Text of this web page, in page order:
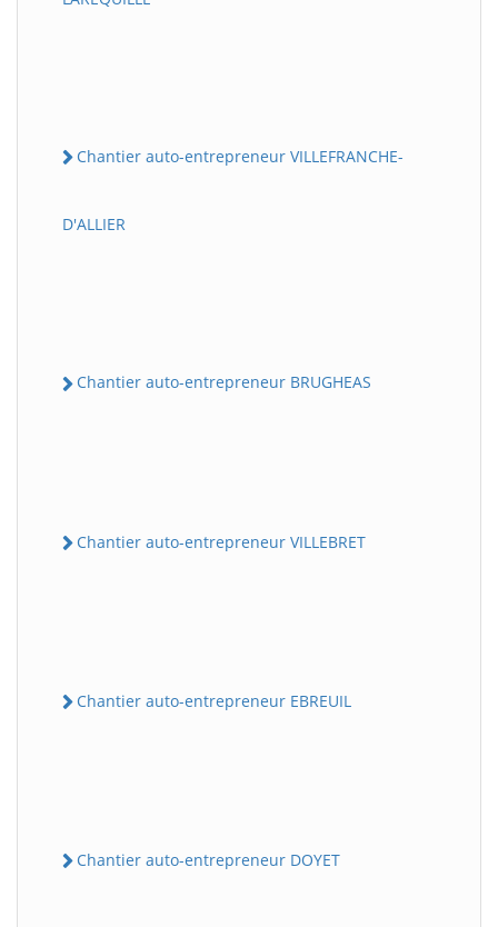
Chantier auto-entrepreneur VILLEFRANCHE-
D'ALLIER
Chantier auto-entrepreneur BRUGHEAS
Chantier auto-entrepreneur VILLEBRET
Chantier auto-entrepreneur EBREUIL
Chantier auto-entrepreneur DOYET